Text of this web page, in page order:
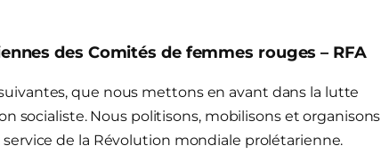
des Comités de femmes rouges – RFA
que nous mettons en avant dans la lutte
socialiste. Nous politisons, mobilisons et organisons
de la Révolution mondiale prolétarienne.